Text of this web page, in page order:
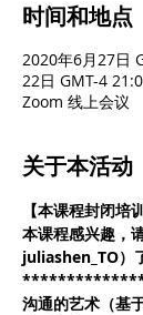
时间和地点
2020年6月27日
22日 GMT-4
Zoom 线上会议
关于本活动
【本课程封闭培
本课程感兴趣，
juliashen_TO）
沟通的艺术（基